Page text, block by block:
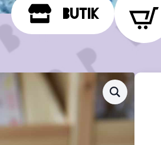
Butik